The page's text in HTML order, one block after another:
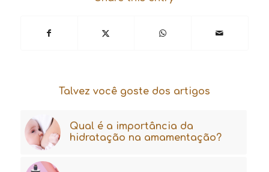
Talvez você goste dos artigos
Qual é a importância da
hidratação na amamentação?